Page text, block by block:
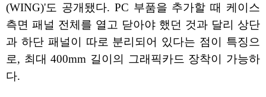
(WING)'도 공개됐다. PC 부품을 추가할 때 케이스
측면 패널 전체를 열고 닫아야 했던 것과 달리 상단
과 하단 패널이 따로 분리되어 있다는 점이 특징으
로, 최대 400mm 길이의 그래픽카드 장착이 가능하
다.